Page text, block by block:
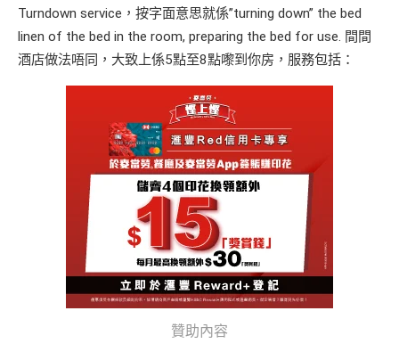
Turndown service，按字面意思就係”turning down” the bed
linen of the bed in the room, preparing the bed for use. 間間
酒店做法唔同，大致上係5點至8點嚟到你房，服務包括：
贊助內容